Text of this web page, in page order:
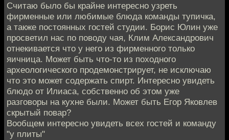
Считаю было бы крайне интересно узреть
фирменные или любимые блюда команды тупичка,
а также постоянных гостей студии. Борис Юлин уже
просветил нас по поводу чая, Клим Александрович
отнекивается что у него из фирменного только
яичница. Может быть что-то из походного
археологического продемонстрирует, не исключаю
что это может содержать спирт. Интересно увидеть
блюдо от Илиаса, собственно об этом уже
разговоры на кухне были. Может быть Егор Яковлев
скрытый повар?
Вообщем интересно увидеть всех гостей и команду
"у плиты"